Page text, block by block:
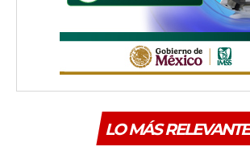
LO MÁS RELEVANTE